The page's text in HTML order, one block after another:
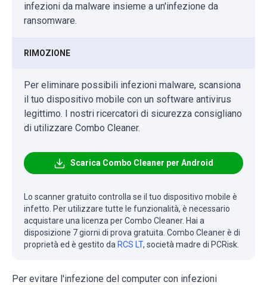
infezioni da malware insieme a un'infezione da
ransomware.
RIMOZIONE
Per eliminare possibili infezioni malware, scansiona
il tuo dispositivo mobile con un software antivirus
legittimo. I nostri ricercatori di sicurezza consigliano
di utilizzare Combo Cleaner.
Scarica Combo Cleaner per Android
Lo scanner gratuito controlla se il tuo dispositivo mobile è
infetto. Per utilizzare tutte le funzionalità, è necessario
acquistare una licenza per Combo Cleaner. Hai a
disposizione 7 giorni di prova gratuita. Combo Cleaner è di
proprietà ed è gestito da RCS LT, società madre di PCRisk.
Per evitare l'infezione del computer con infezioni